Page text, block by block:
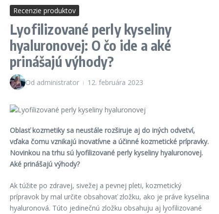
Recenzie produktov
Lyofilizované perly kyseliny
hyaluronovej: O čo ide a aké
prinášajú výhody?
Od administrator 12. februára 2023
Oblasť kozmetiky sa neustále rozširuje aj do iných odvetví,
vďaka čomu vznikajú inovatívne a účinné kozmetické prípravky.
Novinkou na trhu sú lyofilizované perly kyseliny hyaluronovej.
Aké prinášajú výhody?
Ak túžite po zdravej, sivežej a pevnej pleti, kozmetický
prípravok by mal určite obsahovať zložku, ako je práve kyselina
hyaluronová. Túto jedinečnú zložku obsahuju aj lyofilizované